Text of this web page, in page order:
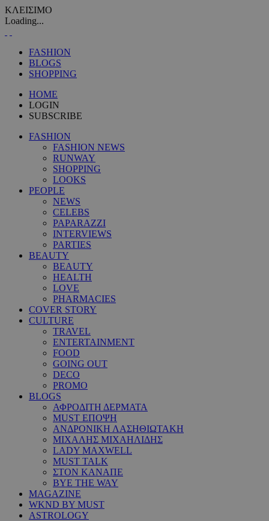
ΚΛΕΙΣΙΜΟ
Loading...
FASHION
BLOGS
SHOPPING
HOME
LOGIN
SUBSCRIBE
FASHION
FASHION NEWS
RUNWAY
SHOPPING
LOOKS
PEOPLE
NEWS
CELEBS
PAPARAZZI
INTERVIEWS
PARTIES
BEAUTY
BEAUTY
HEALTH
LOVE
PHARMACIES
COVER STORY
CULTURE
TRAVEL
ENTERTAINMENT
FOOD
GOING OUT
DECO
PROMO
BLOGS
ΑΦΡΟΔΙΤΗ ΔΕΡΜΑΤΑ
MUST ΕΠΟΨΗ
ΑΝΔΡΟΝΙΚΗ ΛΑΣΗΘΙΩΤΑΚΗ
ΜΙΧΑΛΗΣ ΜΙΧΑΗΛΙΔΗΣ
LADY MAXWELL
MUST TALK
ΣΤΟΝ ΚΑΝΑΠΕ
BYE THE WAY
MAGAZINE
WKND BY MUST
ASTROLOGY